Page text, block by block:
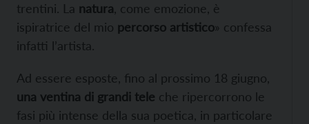
trentini. La natura, come emozione, è
ispiratrice del mio percorso artistico» confessa
infatti l’artista.
Ad essere esposte, fino al prossimo 18 giugno,
una ventina di grandi tele che ripercorrono le
fasi più intense della sua poetica, in particolare